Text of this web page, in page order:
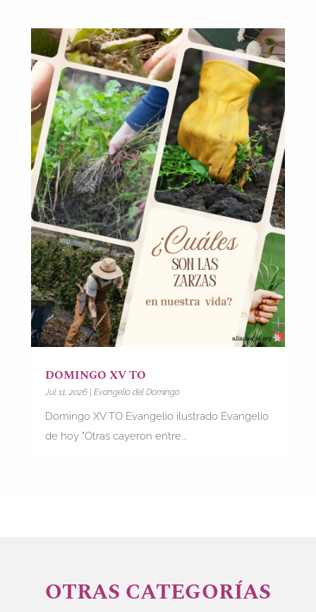
DOMINGO XV TO
Jul 11, 2026| Evangelio del Domingo
Domingo XV TO Evangelio ilustrado Evangelio
de hoy "Otras cayeron entre...
OTRAS CATEGORÍAS